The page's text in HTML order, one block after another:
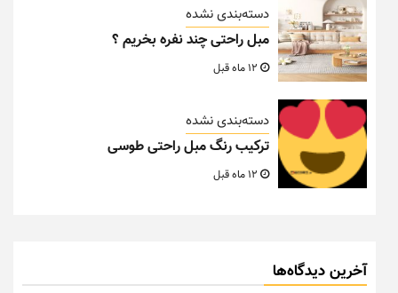
دسته‌بندی نشده
مبل راحتی چند نفره بخریم ؟
دسته‌بندی نشده
ترکیب رنگ مبل راحتی طوسی
آخرین دیدگاه‌ها